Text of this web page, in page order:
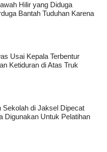
Hilir yang Diduga
Bantah Tuduhan Karena
Usai Kepala Terbentur
Ketiduran di Atas Truk
Sekolah di Jaksel Dipecat
Digunakan Untuk Pelatihan